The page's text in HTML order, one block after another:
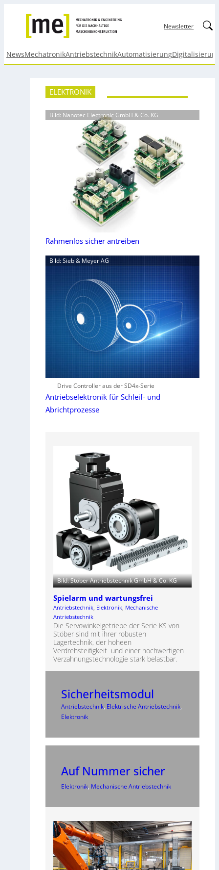
Newsletter
NewsMechatronikAntriebstechnikAutomatisierung
ELEKTRONIK
Bild: Nanotec Electronic GmbH & Co. KG
Rahmenlos sicher antreiben
Bild: Sieb & Meyer AG
Drive Controller aus der SD4x-Serie
Antriebselektronik für Schleif- und
Abrichtprozesse
Bild: Stöber Antriebstechnik GmbH & Co. KG
Spielarm und wartungsfrei
Antriebstechnik Elektronik Mechanische
Antriebstechnik
Die Servowinkelgetriebe der Serie KS von
Stöber sind mit ihrer robusten
Lagertechnik, der hoheen
Verdrehsteifigkeit und einer hochwertigen
Verzahnungs­technologie stark belastbar.
Sicherheitsmodul
Antriebstechnik, Elektrische Antriebstechnik
Elektronik
Auf Nummer sicher
Elektronik, Mechanische Antriebstechnik